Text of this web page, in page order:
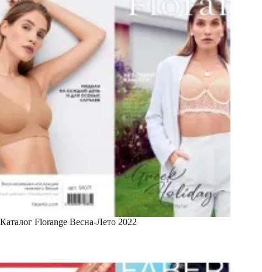
Каталог Florange Весна-Лето 2022